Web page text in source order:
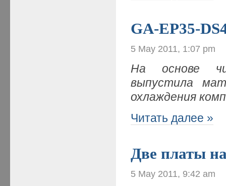
GA-EP35-
5 May 2011, 1:07 pm
На основе
выпустила
охлаждения
Читать далее »
Две платы
5 May 2011, 9:42 am